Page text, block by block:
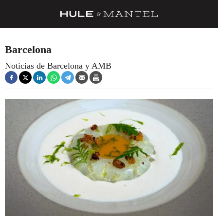
DESPENSA
DÓNDE COMER
ÍDOLOS DE MESAS
CUADERNO DE VIAJE
TRADICIÓN
MENÚ DEL DÍA
Barcelona
Noticias de Barcelona y AMB